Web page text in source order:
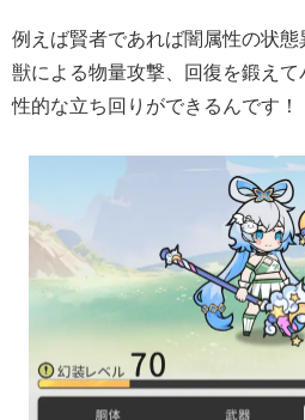
例えば賢者であれば闇属性の状
獣による物量攻撃、回復を鍛え
性的な立ち回りができるんです！